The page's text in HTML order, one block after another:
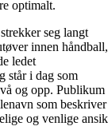
optimalt.
seg langt
innen håndball,
ledet
står i dag som
og opp. Publikum
som beskriver
og venlige